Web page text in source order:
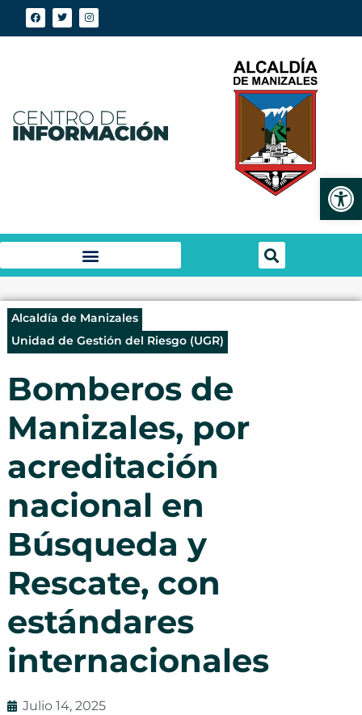
Alcaldía de Manizales
Unidad de Gestión del Riesgo (UGR)
Bomberos de
Manizales, por
acreditación
nacional en
Búsqueda y
Rescate, con
estándares
internacionales
Julio 14, 2025